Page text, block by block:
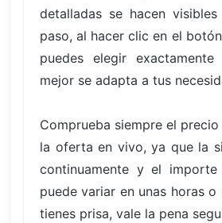
detalladas se hacen
paso, al hacer clic en el
puedes elegir
mejor se adapta a tus
Comprueba siempre el
la oferta en vivo, ya que la
continuamente y el
puede variar en unas horas o
tienes prisa, vale la pena